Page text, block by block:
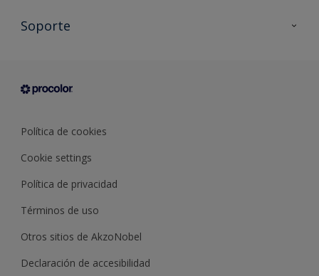
Todos los productos
Condiciones generales de venta
Soporte
Sobre Procolor
Política de cookies
Cookie settings
Política de privacidad
Términos de uso
Otros sitios de AkzoNobel
Declaración de accesibilidad